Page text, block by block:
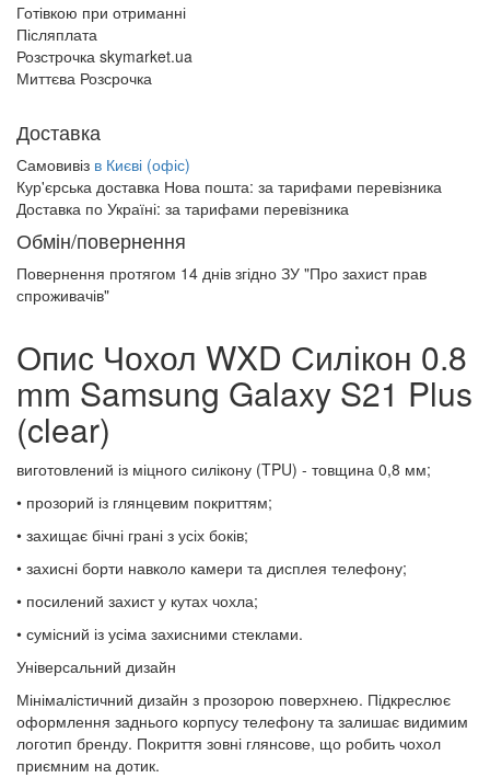
Готівкою при отриманні
Післяплата
Розстрочка skymarket.ua
Миттєва Розсрочка
Доставка
Самовивіз в Києві (офіс)
Кур'єрська доставка Нова пошта: за тарифами перевізника
Доставка по Україні: за тарифами перевізника
Обмін/повернення
Повернення протягом 14 днів згідно ЗУ "Про захист прав
спроживачів"
Опис Чохол WXD Силікон 0.8
mm Samsung Galaxy S21 Plus
(clear)
виготовлений із міцного силікону (TPU) - товщина 0,8 мм;
• прозорий із глянцевим покриттям;
• захищає бічні грані з усіх боків;
• захисні борти навколо камери та дисплея телефону;
• посилений захист у кутах чохла;
• сумісний із усіма захисними стеклами.
Універсальний дизайн
Мінімалістичний дизайн з прозорою поверхнею. Підкреслює
оформлення заднього корпусу телефону та залишає видимим
логотип бренду. Покриття зовні глянсове, що робить чохол
приємним на дотик.